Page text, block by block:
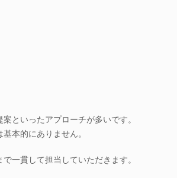
といったアプローチが多いです。
本的にありません。
一貫して担当していただきます。